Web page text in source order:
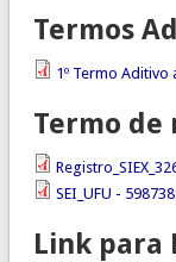
Termos
1º Termo Aditivo
Termo
SEI_UFU -
Link para